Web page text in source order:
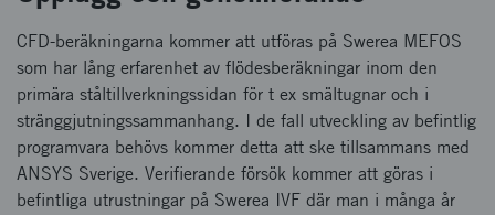
CFD-beräkningarna kommer att utföras på Swerea MEFOS
som har lång erfarenhet av flödesberäkningar inom den
primära ståltillverkningssidan för t ex smältugnar och i
stränggjutningssammanhang. I de fall utveckling av befintlig
programvara behövs kommer detta att ske tillsammans med
ANSYS Sverige. Verifierande försök kommer att göras i
befintliga utrustningar på Swerea IVF där man i många år